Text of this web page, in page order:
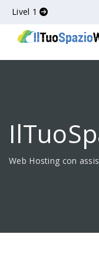
Livel 1
Web Hosting con